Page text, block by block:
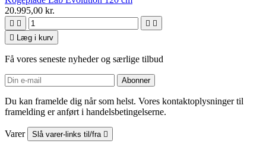
20.995,00 kr.
   
 Læg i kurv
Få vores seneste nyheder og særlige tilbud
Du kan framelde dig når som helst. Vores kontaktoplysninger til
framelding er anført i handelsbetingelserne.
Varer Slå varer-links til/fra 